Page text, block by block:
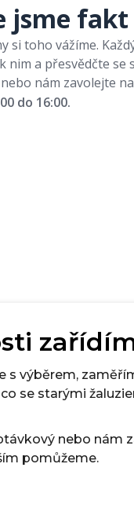
jsme
si toho vážíme.
a přesvědčte se
nebo nám zavolejte na
do 16:00.
s výběrem,
se starými
nebo nám
pomůžeme.